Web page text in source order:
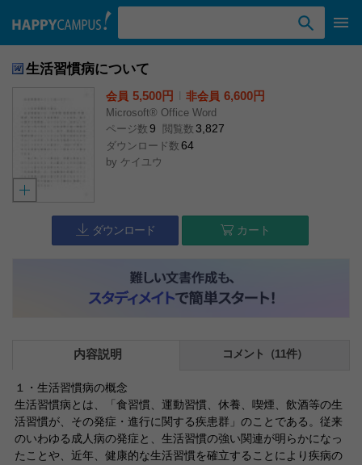
生活習慣病について
会員 5,500円 非会員 6,600円
Microsoft® Office Word
ページ数 9 閲覧数 3,827
ダウンロード数 64
by ケイユウ
ダウンロード カート
内容説明 コメント（11件）
１・生活習慣病の概念
生活習慣病とは、「食習慣、運動習慣、休養、喫煙、飲酒等の生
活習慣が、その発症・進行に関する疾患群」のことである。従来
のいわゆる成人病の発症と、生活習慣の強い関連が明らかになっ
たことや、近年、健康的な生活習慣を確立することにより疾病の